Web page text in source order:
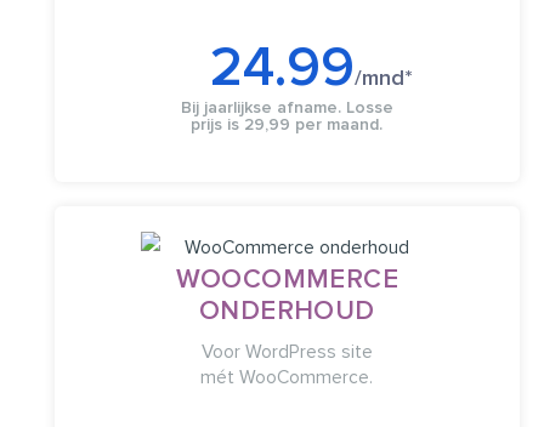
24.99/mnd​*
Bij jaarlijkse afname. Losse
prijs is 29,99 per maand.
WOOCOMMERCE
ONDERHOUD
Voor WordPress site
mét WooCommerce.